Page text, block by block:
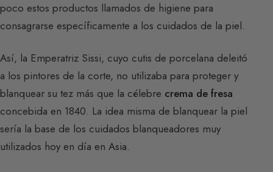
poco estos productos llamados de higiene para
consagrarse específicamente a los cuidados de la piel.
Así, la Emperatriz Sissi, cuyo cutis de porcelana deleitó
a los pintores de la corte, no utilizaba para proteger y
blanquear su tez más que la célebre crema de fresa
concebida en 1840. La idea misma de blanquear la piel
sería la base de los cuidados blanqueadores muy
utilizados hoy en día en Asia.